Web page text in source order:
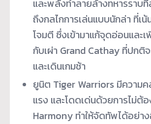
และพลังทำลายล้างทหารราบ
ถึงกลไกการเล่นแบบนักล่า ที่เ
โจมตี ซึ่งเข้ามาแก้จุดอ่อนและเ
กับเผ่า Grand Cathay ที่ปกติ
และเดินเกมช้า
ยูนิต Tiger Warriors มีความ
แรง และโดดเด่นด้วยการไม่ต้
Harmony ทำให้จัดทัพได้อย่า